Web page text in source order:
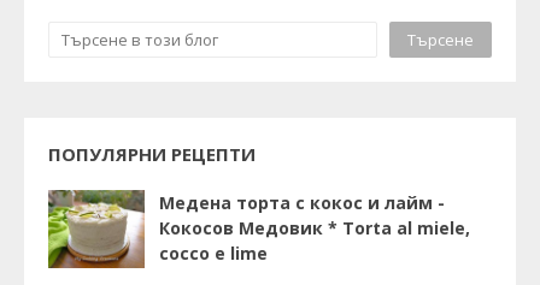
ПОПУЛЯРНИ РЕЦЕПТИ
Медена торта с кокос и лайм -
Кокосов Медовик * Torta al miele,
cocco e lime